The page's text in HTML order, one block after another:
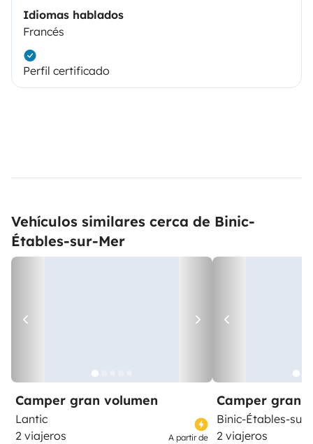
Idiomas hablados
Francés
Perfil certificado
Vehículos similares cerca de Binic-
Étables-sur-Mer
Camper gran volumen
Lantic
2 viajeros
A partir de
Camper gran
Binic-Étables-sur-
2 viajeros